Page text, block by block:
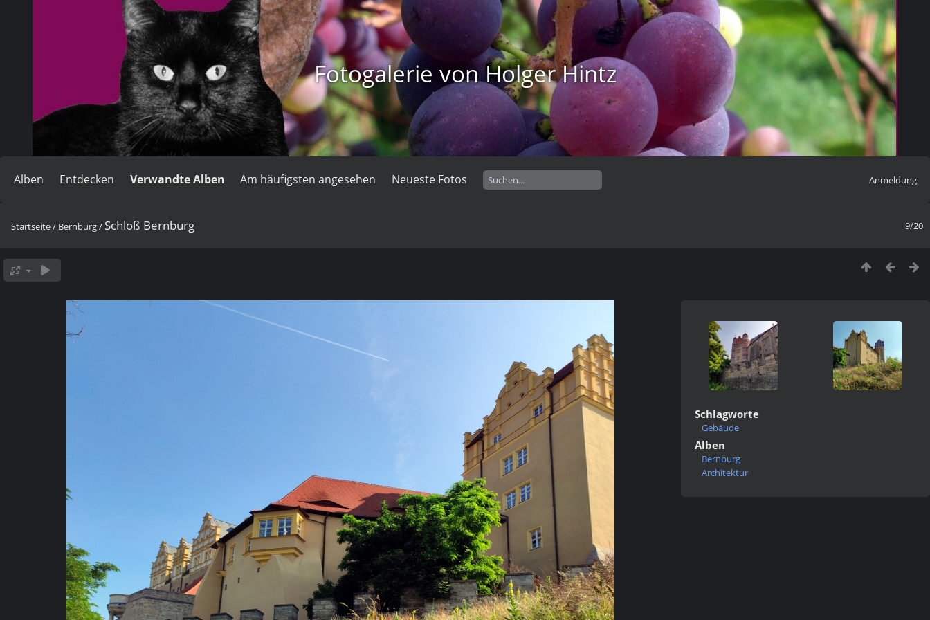
Fotogalerie von Holger Hintz
Alben Entdecken Verwandte Alben Am häufigsten angesehen Neueste Fotos Anmeldung
9/20
Startseite/ Bernburg/ Schloß Bernburg
Schlagworte
Gebäude
Alben
Bernburg
Architektur